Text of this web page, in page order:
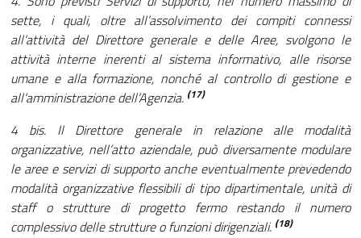
sette, i quali, oltre all’assolvimento dei compiti connessi
all’attività del Direttore generale e delle Aree, svolgono le
attività interne inerenti al sistema informativo, alle risorse
umane e alla formazione, nonché al controllo di gestione e
all’amministrazione dell’Agenzia. (17)
4 bis. Il Direttore generale in relazione alle modalità
organizzative, nell’atto aziendale, può diversamente modulare
le aree e servizi di supporto anche eventualmente prevedendo
modalità organizzative flessibili di tipo dipartimentale, unità di
staff o strutture di progetto fermo restando il numero
complessivo delle strutture o funzioni dirigenziali. (18)